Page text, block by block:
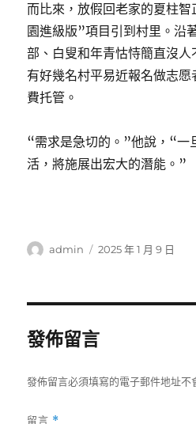
而比來，放假回老家的夏柱
園進級版”項目引到村里。沿
部、白叟和年青怙恃簡直沒
有好幾名村平易近報名做志
費托管。
“需求是急切的。”他說，“一
活，將施展出宏大的潛能。”
作
admin
發
2025 年 1 月 9 日
發佈留言
發佈留言必須填寫的電子郵件地址不
留言 *